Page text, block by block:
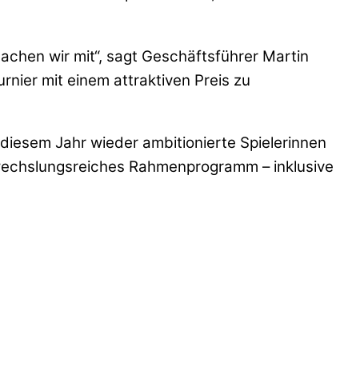
wir mit“, sagt Geschäftsführer Martin
mit einem attraktiven Preis zu
Jahr wieder ambitionierte Spielerinnen
Rahmenprogramm – inklusive